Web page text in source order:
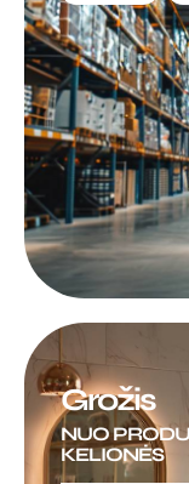
Grožis
NUO
KELIONĖS